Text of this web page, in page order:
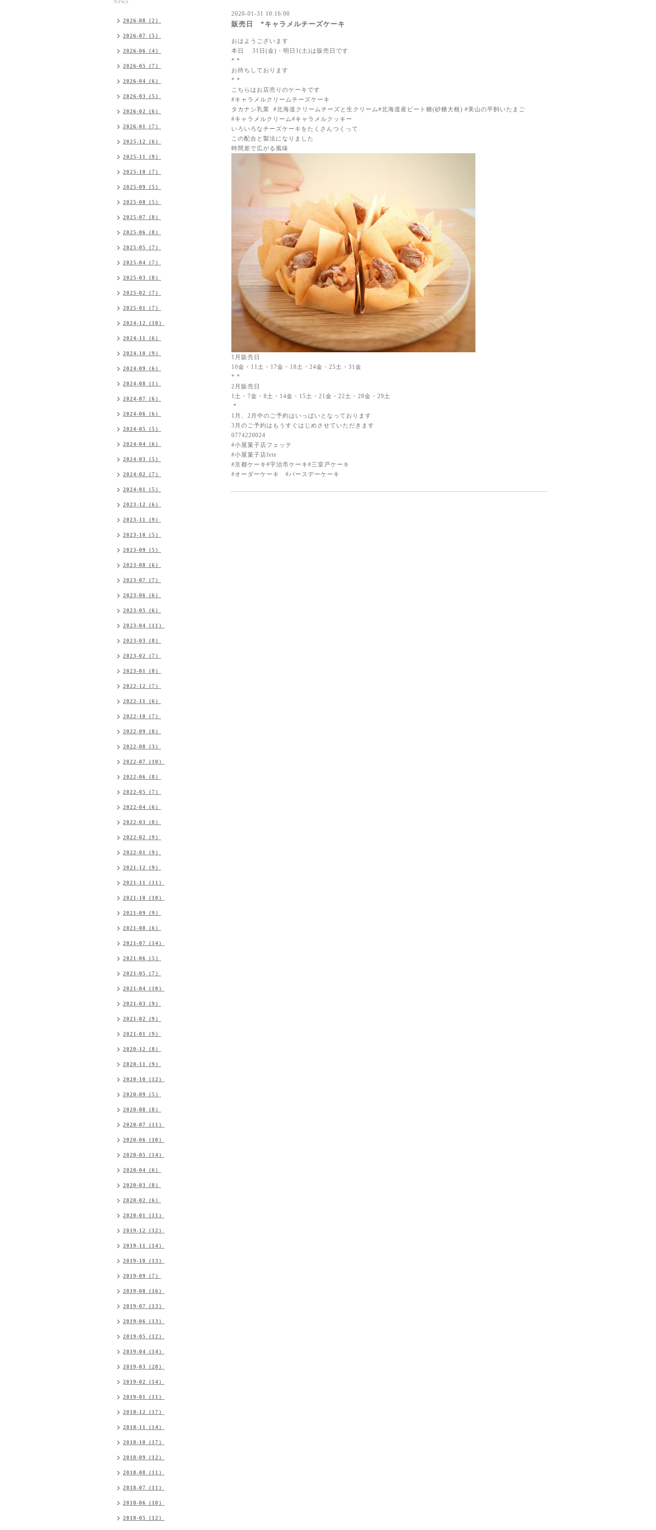
2020-01-31 10:16:00
販売日 *キャラメルチーズケーキ
おはようございます
本日 31日(金)・明日1(土)は販売日です
* *
お待ちしております
* *
こちらはお店売りのケーキです
#キャラメルクリームチーズケーキ
タカナシ乳業 #北海道クリームチーズと生クリーム#北海道産ビート糖(砂糖大根) #美山の平飼いたまご
#キャラメルクリーム#キャラメルクッキー
いろいろなチーズケーキをたくさんつくって
この配合と製法になりました
時間差で広がる風味
1月販売日
10金・11土・17金・18土・24金・25土・31金
* *
2月販売日
1土・7金・8土・14金・15土・21金・22土・28金・ 29土
*
1月、2月中のご予約はいっぱいとなっております
3月のご予約はもうすぐはじめさせていただきます
0774220024
#小屋菓子店フェッテ
#小屋菓子店fete
#京都ケーキ#宇治市ケーキ#三室戸ケーキ
#オーダーケーキ #バースデーケーキ
News
2026-08（2）
2026-07（5）
2026-06（4）
2026-05（7）
2026-04（6）
2026-03（5）
2026-02（6）
2026-01（7）
2025-12（6）
2025-11（9）
2025-10（7）
2025-09（5）
2025-08（5）
2025-07（8）
2025-06（8）
2025-05（7）
2025-04（7）
2025-03（8）
2025-02（7）
2025-01（7）
2024-12（10）
2024-11（6）
2024-10（9）
2024-09（6）
2024-08（1）
2024-07（6）
2024-06（6）
2024-05（5）
2024-04（6）
2024-03（5）
2024-02（7）
2024-01（5）
2023-12（6）
2023-11（9）
2023-10（5）
2023-09（5）
2023-08（6）
2023-07（7）
2023-06（6）
2023-05（6）
2023-04（11）
2023-03（8）
2023-02（7）
2023-01（8）
2022-12（7）
2022-11（6）
2022-10（7）
2022-09（8）
2022-08（3）
2022-07（10）
2022-06（8）
2022-05（7）
2022-04（6）
2022-03（8）
2022-02（9）
2022-01（9）
2021-12（9）
2021-11（11）
2021-10（10）
2021-09（9）
2021-08（6）
2021-07（14）
2021-06（5）
2021-05（7）
2021-04（10）
2021-03（9）
2021-02（9）
2021-01（9）
2020-12（8）
2020-11（9）
2020-10（12）
2020-09（5）
2020-08（8）
2020-07（11）
2020-06（10）
2020-05（14）
2020-04（6）
2020-03（8）
2020-02（6）
2020-01（11）
2019-12（12）
2019-11（14）
2019-10（13）
2019-09（7）
2019-08（16）
2019-07（13）
2019-06（13）
2019-05（12）
2019-04（14）
2019-03（20）
2019-02（14）
2019-01（11）
2018-12（17）
2018-11（14）
2018-10（17）
2018-09（12）
2018-08（11）
2018-07（11）
2018-06（10）
2018-05（12）